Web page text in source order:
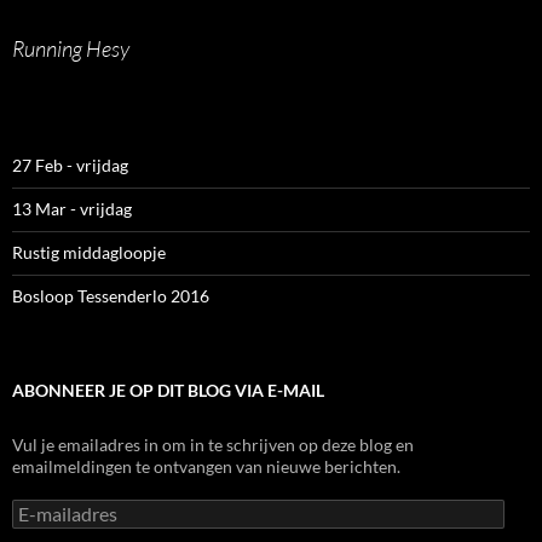
Running Hesy
27 Feb - vrijdag
13 Mar - vrijdag
Rustig middagloopje
Bosloop Tessenderlo 2016
ABONNEER JE OP DIT BLOG VIA E-MAIL
Vul je emailadres in om in te schrijven op deze blog en
emailmeldingen te ontvangen van nieuwe berichten.
E-
mailadres